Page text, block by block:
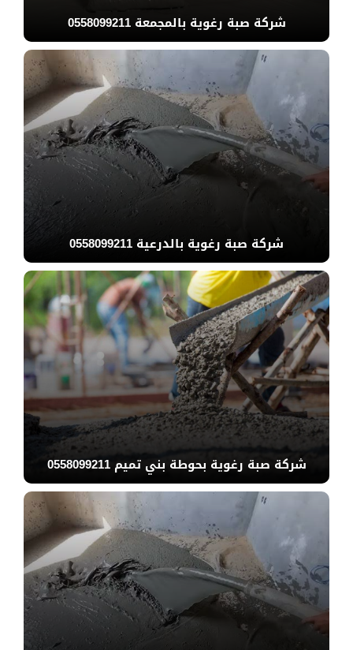
شركة صبة رغوية بالمجمعة 0558099211
شركة صبة رغوية بالدرعية 0558099211
شركة صبة رغوية بحوطة بني تميم 0558099211